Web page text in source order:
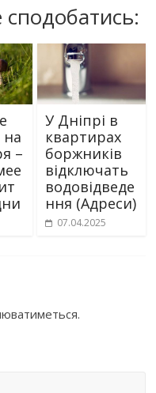
–
У Дніпрі в
квартирах
боржників
відключать
водовідведе
ння (Адреси)
07.04.2025